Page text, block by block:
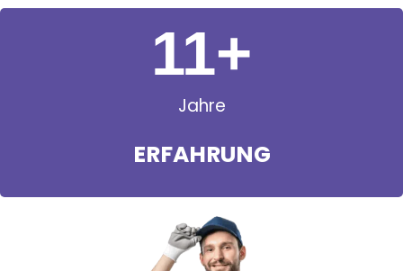
Jahre
ERFAHRUNG
11+